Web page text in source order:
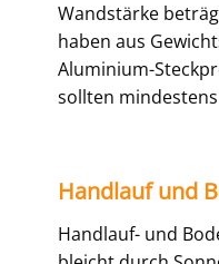
Wandstärke
haben aus
Aluminium-
sollten
Handlauf und
Handlauf- und